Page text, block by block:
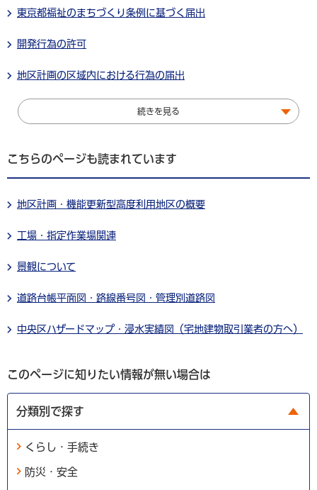
東京都福祉のまちづくり条例に基づく届出
開発行為の許可
地区計画の区域内における行為の届出
続きを見る
こちらのページも読まれています
地区計画・機能更新型高度利用地区の概要
工場・指定作業場関連
景観について
道路台帳平面図・路線番号図・管理別道路図
中央区ハザードマップ・浸水実績図（宅地建物取引業者の方へ）
このページに知りたい情報が無い場合は
分類別で探す
くらし・手続き
防災・安全